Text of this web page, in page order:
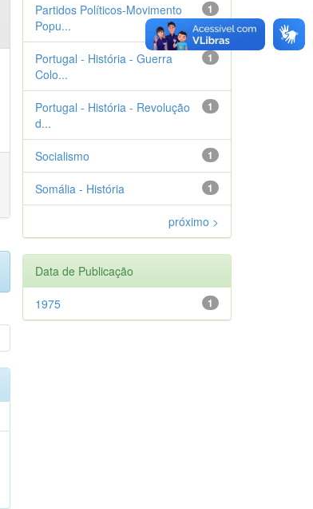
1
Partidos Políticos-Movimento
Popu...
1
Portugal - História - Guerra
Colo...
1
Portugal - História - Revolução
d...
1
Socialismo
1
Somália - História
próximo >
Data de Publicação
1
1975